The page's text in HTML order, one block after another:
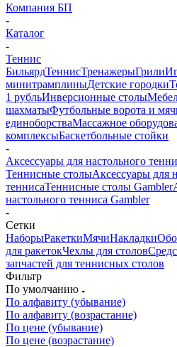
Компания БП
-
Каталог
-
Теннис
БильярдТеннисТренажерыГрили
минитрамплиныДетские городки
1 рубльИнверсионные столы
шахматыФутбольные ворота и
единоборстваМассажное
комплексыБаскетбольные стойки
-
Аксессуары для настольного
Теннисные столыАксессуары для
теннисаТеннисные столы Gambler
настольного тенниса Gambler
-
Сетки
НаборыРакеткиМячиНакладки
для ракетокЧехлы для столов
запчастей для теннисных столов
Фильтр
По умолчанию
По алфавиту (убывание)
По алфавиту (возрастание)
По цене (убывание)
По цене (возрастание)